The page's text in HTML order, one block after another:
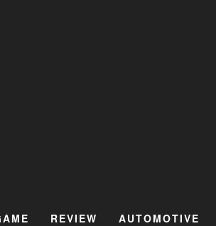
REVIEW AUTOMOTIVE